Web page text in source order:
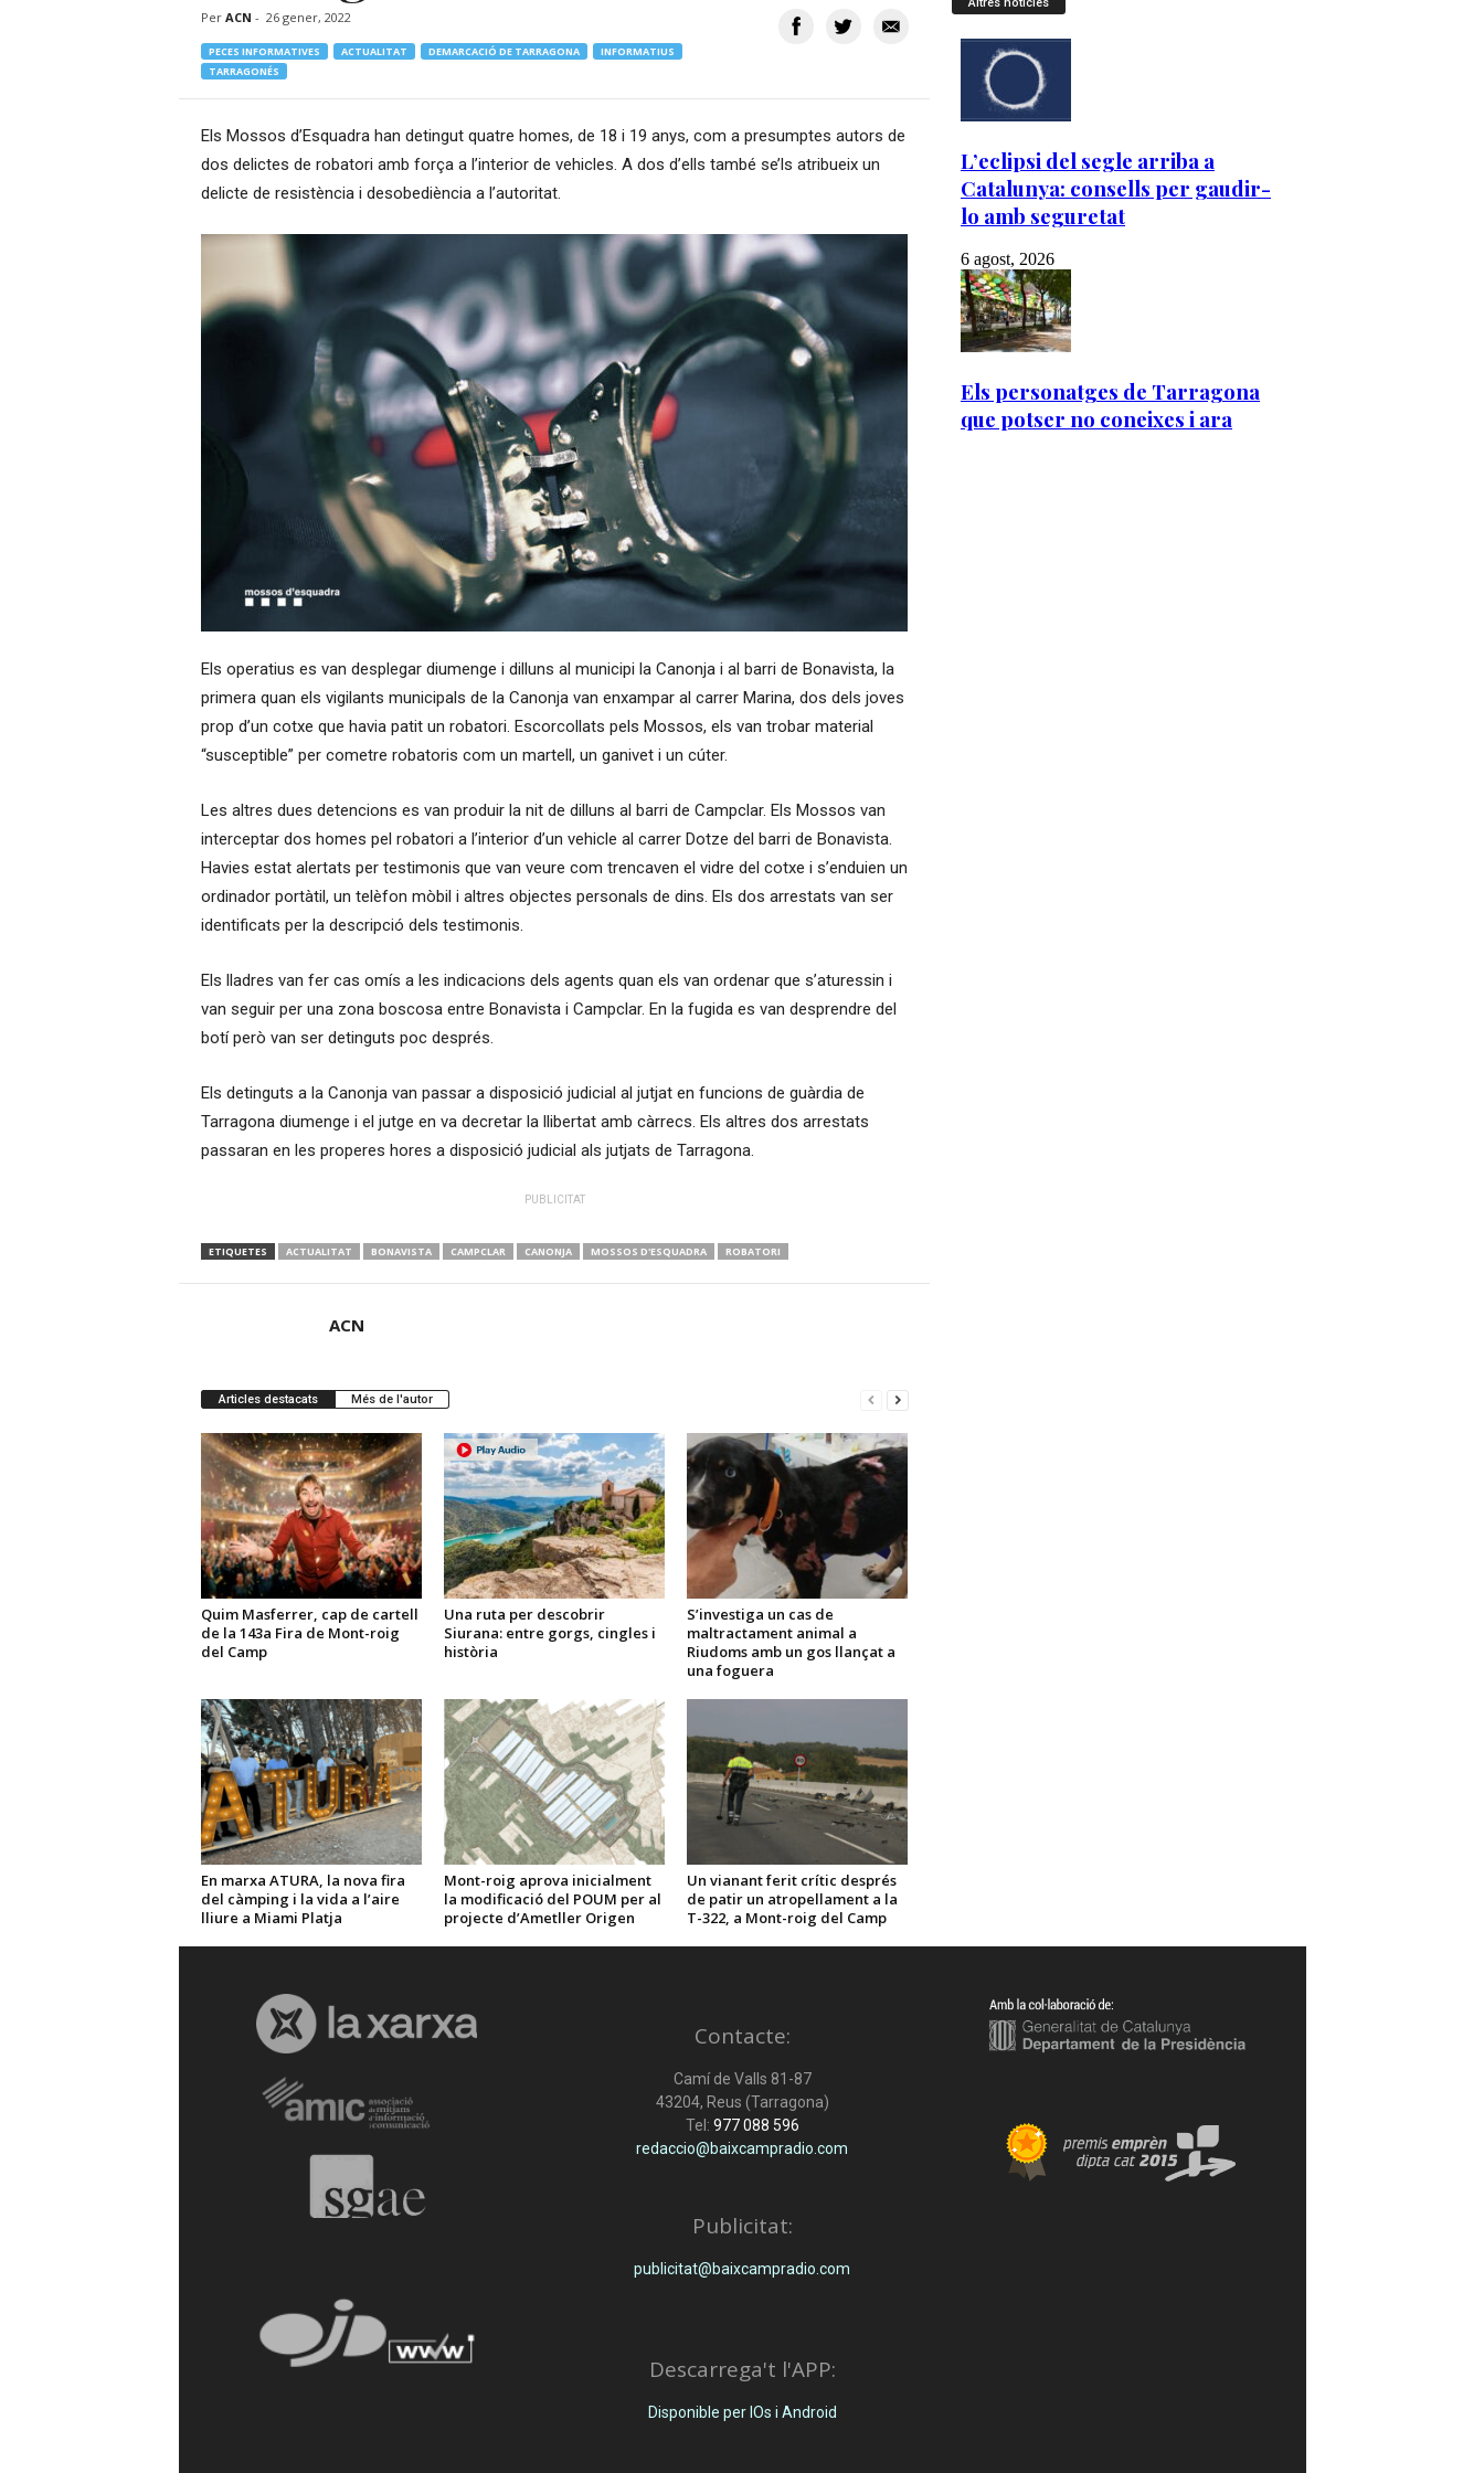
Per ACN - 26 gener, 2022
PECES INFORMATIVES ACTUALITAT DEMARCACIÓ DE TARRAGONA
INFORMATIUS
TARRAGONÉS
Els Mossos d’Esquadra han detingut quatre homes, de 18 i 19 anys, com a presumptes autors de
dos delictes de robatori amb força a l’interior de vehicles. A dos d’ells també se’ls atribueix un
delicte de resistència i desobediència a l’autoritat.
Els operatius es van desplegar diumenge i dilluns al municipi la Canonja i al barri de Bonavista, la
primera quan els vigilants municipals de la Canonja van enxampar al carrer Marina, dos dels joves
prop d’un cotxe que havia patit un robatori. Escorcollats pels Mossos, els van trobar material
“susceptible” per cometre robatoris com un martell, un ganivet i un cúter.
Les altres dues detencions es van produir la nit de dilluns al barri de Campclar. Els Mossos van
interceptar dos homes pel robatori a l’interior d’un vehicle al carrer Dotze del barri de Bonavista.
Havies estat alertats per testimonis que van veure com trencaven el vidre del cotxe i s’enduien un
ordinador portàtil, un telèfon mòbil i altres objectes personals de dins. Els dos arrestats van ser
identificats per la descripció dels testimonis.
Els lladres van fer cas omís a les indicacions dels agents quan els van ordenar que s’aturessin i
van seguir per una zona boscosa entre Bonavista i Campclar. En la fugida es van desprendre del
botí però van ser detinguts poc després.
Els detinguts a la Canonja van passar a disposició judicial al jutjat en funcions de guàrdia de
Tarragona diumenge i el jutge en va decretar la llibertat amb càrrecs. Els altres dos arrestats
passaran en les properes hores a disposició judicial als jutjats de Tarragona.
PUBLICITAT
ETIQUETES ACTUALITAT BONAVISTA CAMPCLAR CANONJA MOSSOS D'ESQUADRA ROBATORI
ACN
Articles destacats Més de l'autor
Quim Masferrer, cap de cartell
de la 143a Fira de Mont-roig
del Camp
Una ruta per descobrir
Siurana: entre gorgs, cingles i
història
S’investiga un cas de
maltractament animal a
Riudoms amb un gos llançat a
una foguera
En marxa ATURA, la nova fira
del càmping i la vida a l’aire
lliure a Miami Platja
Mont-roig aprova inicialment
la modificació del POUM per al
projecte d’Ametller Origen
Un vianant ferit crític després
de patir un atropellament a la
T-322, a Mont-roig del Camp
Contacte:
Camí de Valls 81-87
43204, Reus (Tarragona)
Tel: 977 088 596
redaccio@baixcampradio.com
Publicitat:
publicitat@baixcampradio.com
Descarrega't l'APP:
Disponible per IOs i Android